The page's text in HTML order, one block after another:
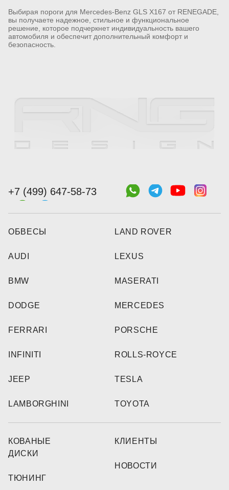
Выбирая пороги для Mercedes-Benz GLS X167 от RENEGADE,
вы получаете надежное, стильное и функциональное
решение, которое подчеркнет индивидуальность вашего
автомобиля и обеспечит дополнительный комфорт и
безопасность.
+7 (499) 647-58-73
ОБВЕСЫ
AUDI
BMW
DODGE
FERRARI
INFINITI
JEEP
LAMBORGHINI
LAND ROVER
LEXUS
MASERATI
MERCEDES
PORSCHE
ROLLS-ROYCE
TESLA
TOYOTA
КОВАНЫЕ
ДИСКИ
ТЮНИНГ
КЛИЕНТЫ
НОВОСТИ